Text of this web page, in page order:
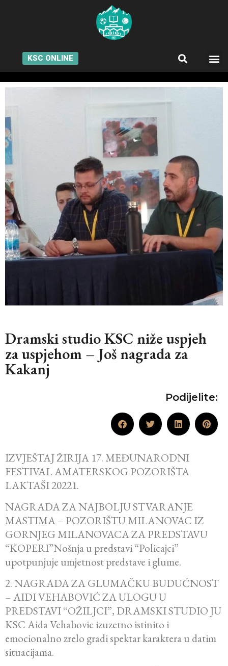
KSC ONLINE
Dramski studio KSC niže uspjeh
za uspjehom – Još nagrada za
Kakanj
Podijelite:
IZVJEŠTAJ ŽIRIJA 17. MEĐUNARODNI
FESTIVAL AMATERSKOG POZORIŠTA
LAKTAŠI 20221.
NAGRADA ZA NAJBOLJU STVARANJE
MASTIMA – POZORIŠTU MILANOVAC IZ
GORNJEG MILANOVACA ZA PREDSTAVU
“KOPERI”Nošnja u predstavi “Policajci”
upotpunjuje umjetnost predstave i glume.
2. NAGRADA ZA GLUMAČKU BUDUĆNOST
– AIDI VEHABOVIĆ ZA ULOGU U
PREDSTAVI “OŽILJCI”, DRAMSKI STUDIO JU
KSC Aida Vehabovic izuzetno istinito i
emocionalno zrelo gradi spektar karaktera u datim
situacijama.